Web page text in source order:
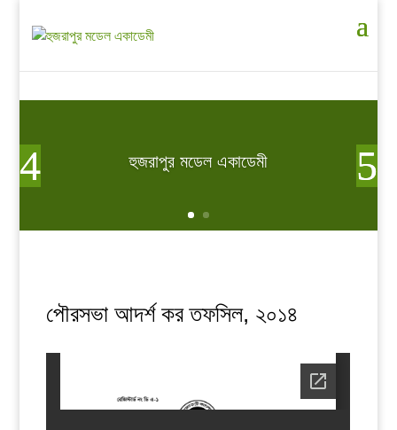
হুজরাপুর মডেল একাডেমী
পৌরসভা আদর্শ কর তফসিল, ২০১৪